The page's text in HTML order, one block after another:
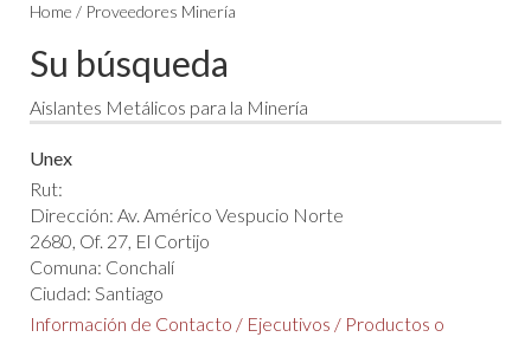
Home / Proveedores Minería
Su búsqueda
Aislantes Metálicos para la Minería
Unex
Rut:
Dirección: Av. Américo Vespucio Norte
2680, Of. 27, El Cortijo
Comuna: Conchalí
Ciudad: Santiago
Información de Contacto / Ejecutivos / Productos o